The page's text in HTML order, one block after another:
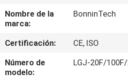
VIAJE
DE
LA
FÁBRICA
Nombre de la
marca:
BonninTech
Certificación:
CE, ISO
Número de
modelo:
LGJ-20F/